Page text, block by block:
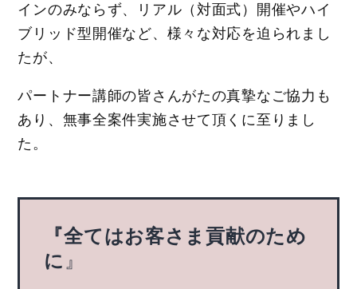
インのみならず、リアル（対面式）開催やハイ
ブリッド型開催など、様々な対応を迫られまし
たが、
パートナー講師の皆さんがたの真摯なご協力も
あり、無事全案件実施させて頂くに至りまし
た。
『全てはお客さま貢献のため
に 』